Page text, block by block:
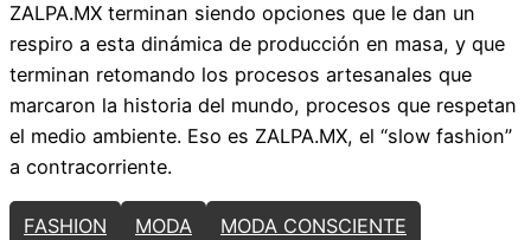
ZALPA.MX terminan siendo opciones que le dan un
respiro a esta dinámica de producción en masa, y que
terminan retomando los procesos artesanales que
marcaron la historia del mundo, procesos que respetan
el medio ambiente. Eso es ZALPA.MX, el “slow fashion”
a contracorriente.
FASHION MODA MODA CONSCIENTE